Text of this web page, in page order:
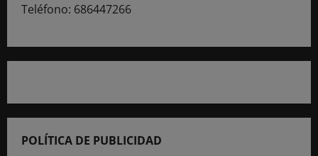
Teléfono: 686447266
POLÍTICA DE PUBLICIDAD